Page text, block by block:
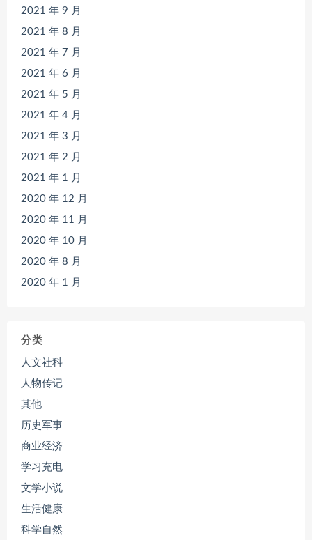
2021 年 9 月
2021 年 8 月
2021 年 7 月
2021 年 6 月
2021 年 5 月
2021 年 4 月
2021 年 3 月
2021 年 2 月
2021 年 1 月
2020 年 12 月
2020 年 11 月
2020 年 10 月
2020 年 8 月
2020 年 1 月
分类
人文社科
人物传记
其他
历史军事
商业经济
学习充电
文学小说
生活健康
科学自然